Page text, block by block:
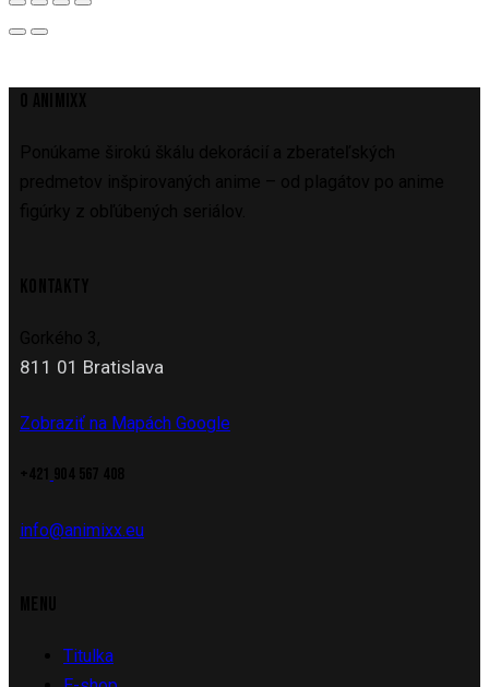
811 01 Bratislava
Zobraziť na Mapách Google
info@animixx.eu
Titulka